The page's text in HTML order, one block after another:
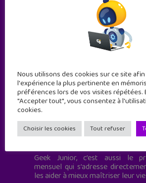
Geek Junior est le premier site de
à destination des adolescents.
Geek Junior, c’est aussi le
mensuel qui s’adresse
les aider à mieux maîtriser leur
Nous utilisons des cookies sur ce site
l'expérience la plus pertinente en
préférences lors de vos visites répétées.
"Accepter tout", vous consentez à
cookies.
Choisir les cookies Tout refuser